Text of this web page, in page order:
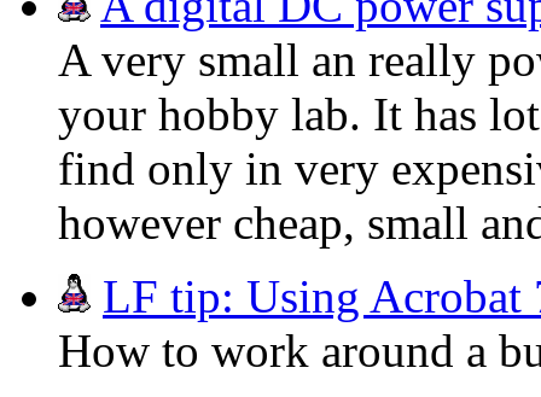
A very small an really
your hobby lab. It has
find only in very
however cheap, small
LF tip: Using Acrobat
How to work around a